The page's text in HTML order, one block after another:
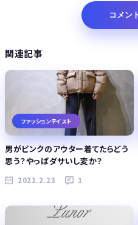
関連記事
ファッションテイスト
男がピンクのアウター着てたらどう
思う？やっぱダサいし変か？
2021.2.23 1